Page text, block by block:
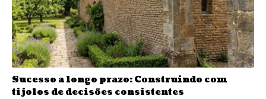
Sucesso a longo prazo: Construindo com
tijolos de decisões consistentes